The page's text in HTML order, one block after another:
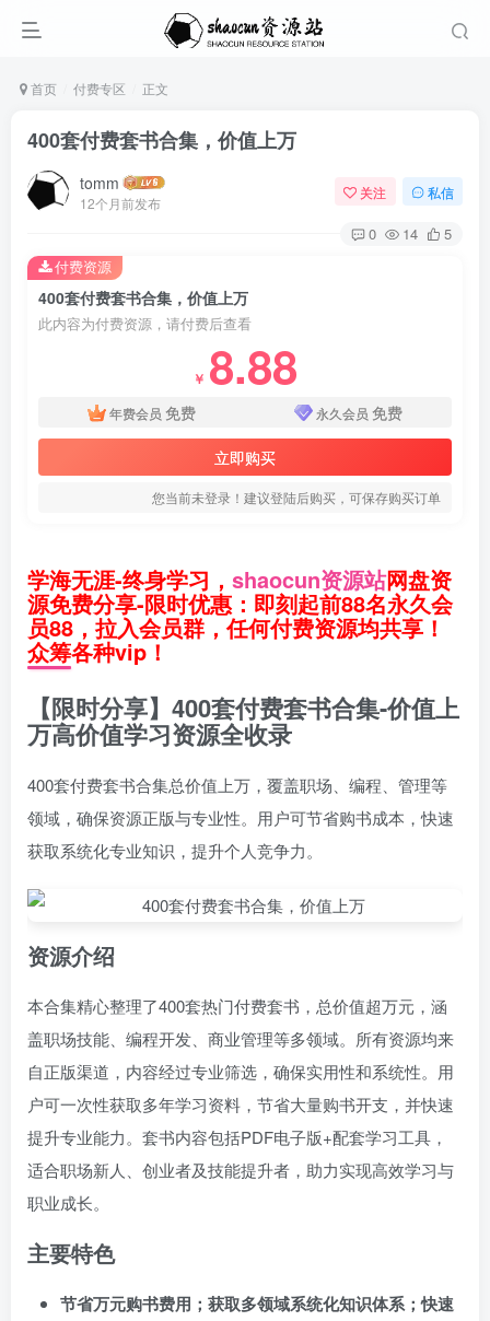
首页 付费专区 正文
400套付费套书合集，价值上万
tomm
12个月前发布
关注 私信
0 14 5
400套付费套书合集，价值上万
此内容为付费资源，请付费后查看
￥ 8.88
年费会员 免费 永久会员 免费
立即购买
您当前未登录！建议登陆后购买，可保存购买订单
付费资源
学海无涯-终身学习， shaocun资源站网盘资
源免费分享-限时优惠：即刻起前88名永久会
员88，拉入会员群，任何付费资源均共享！
众筹各种vip！
【限时分享】400套付费套书合集-价值上
万高价值学习资源全收录
400套付费套书合集总价值上万，覆盖职场、编程、管理等
领域，确保资源正版与专业性。用户可节省购书成本，快速
获取系统化专业知识，提升个人竞争力。
资源介绍
本合集精心整理了400套热门付费套书，总价值超万元，涵
盖职场技能、编程开发、商业管理等多领域。所有资源均来
自正版渠道，内容经过专业筛选，确保实用性和系统性。用
户可一次性获取多年学习资料，节省大量购书开支，并快速
提升专业能力。套书内容包括PDF电子版+配套学习工具，
适合职场新人、创业者及技能提升者，助力实现高效学习与
职业成长。
主要特色
节省万元购书费用；获取多领域系统化知识体系；快速